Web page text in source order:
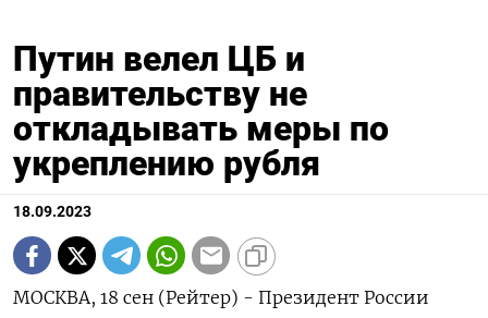
Путин велел ЦБ и
правительству не
откладывать меры по
укреплению рубля
18.09.2023
МОСКВА, 18 сен (Рейтер) - Президент России